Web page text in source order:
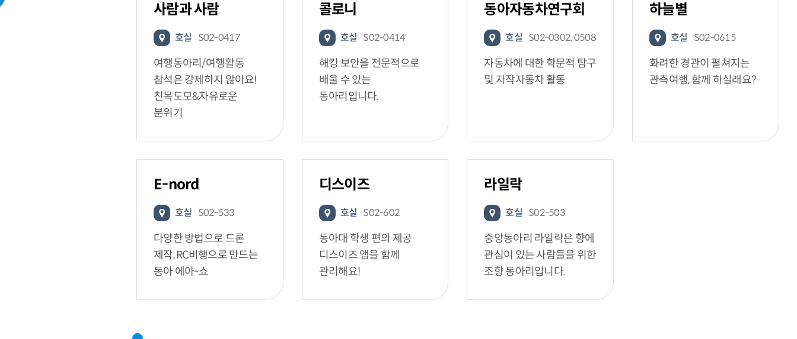
사람과 사람
호실 S02-0417
여행동아리/여행활동
참석은 강제하지 않아요!
친목도모&자유로운
분위기
콜로니
호실 S02-0414
해킹 보안을 전문적으로
배울 수 있는
동아리입니다.
동아자동차연구회
호실 S02-0302, 0508
자동차에 대한 학문적 탐구
및 자작자동차 활동
하늘별
호실 S02-0615
화려한 경관이 펼쳐지는
관측여행, 함께 하실래요?
E-nord
호실 S02-533
다양한 방법으로 드론
제작, RC비행으로 만드는
동아 에아-쇼
디스이즈
호실 S02-602
동아대 학생 편의 제공
디스이즈 앱을 함께
관리해요!
라일락
호실 S02-503
중앙동아리 라일락은 향에
관심이 있는 사람들을 위한
조향 동아리입니다.